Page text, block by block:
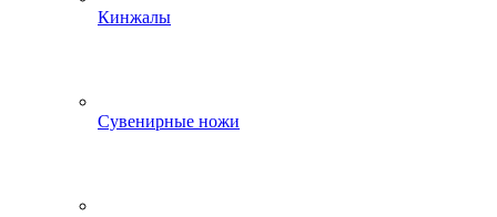
Кинжалы
Сувенирные ножи